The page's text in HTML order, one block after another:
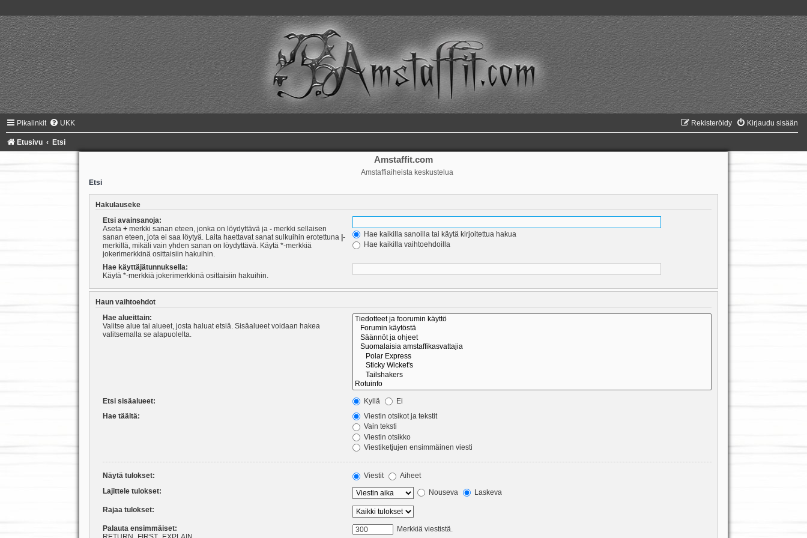
Pikalinkit UKK Kirjaudu sisään
Rekisteröidy
Etusivu Etsi
Amstaffit.com
Amstaffiaiheista keskustelua
Etsi
Hakulauseke
Etsi avainsanoja:
Aseta +merkki sanan eteen, jonka on löydyttävä ja -merkki sellaisen
sanan eteen, jota ei saa löytyä. Laita haettavat sanat sulkuihin erotettuna -
merkillä, mikäli vain yhden sanan on löydyttävä. Käytä *-merkkiä
jokerimerkkinä osittaisiin hakuihin.
Hae kaikilla sanoilla tai käytä kirjoitettua hakua
Hae kaikilla vaihtoehdoilla
Hae käyttäjätunnuksella:
Käytä *-merkkiä jokerimerkkinä osittaisiin hakuihin.
Haun vaihtoehdot
Hae alueittain:
Valitse alue tai alueet, josta haluat etsiä. Sisäalueet voidaan hakea
valitsemalla se alapuolelta.
Etsi sisäalueet: Kyllä
Ei
Hae täältä:
Viestin otsikot ja tekstit
Vain teksti
Viestin otsikko
Viestiketjujen ensimmäinen viesti
Näytä tulokset: Viestit
Aiheet
Lajittele tulokset:
Nouseva Laskeva
Rajaa tulokset:
Palauta ensimmäiset:
Merkkiä viestistä.